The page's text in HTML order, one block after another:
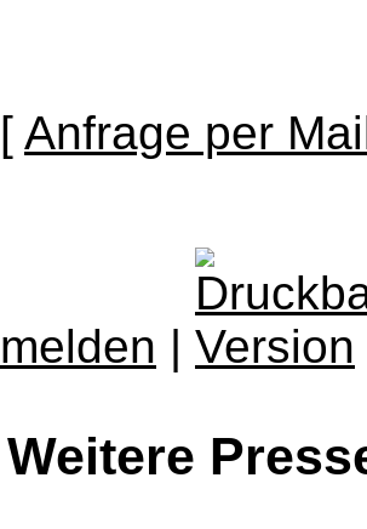
[ Anfrage per
melden |
Weitere